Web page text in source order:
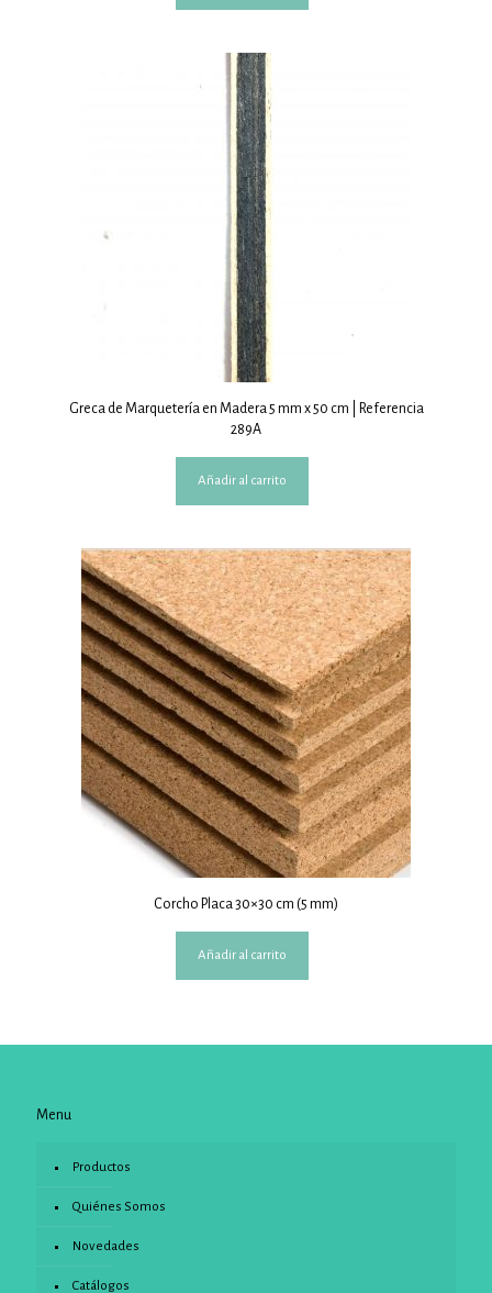
Greca de Marquetería en Madera 5 mm x 50 cm | Referencia
289A
Añadir al carrito
Corcho Placa 30×30 cm (5 mm)
Añadir al carrito
Menu
Productos
Quiénes Somos
Novedades
Catálogos